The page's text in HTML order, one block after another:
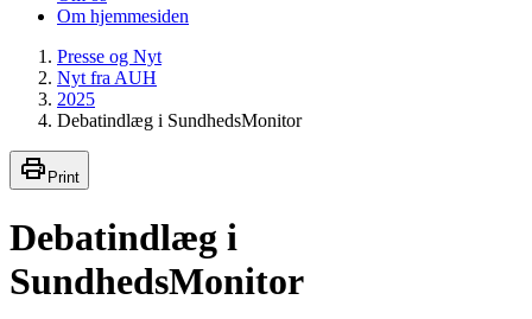
Om hjemmesiden
Presse og Nyt
Nyt fra AUH
2025
Debatindlæg i SundhedsMonitor
Print
Debatindlæg i
SundhedsMonitor